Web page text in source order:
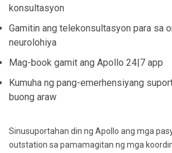
konsultasyon
Gamitin ang telekonsultasyon para sa
neurolohiya
Mag-book gamit ang Apollo 24|7 app
Kumuha ng pang-emerhensiyang
buong araw
Sinusuportahan din ng Apollo ang mga
outstation sa pamamagitan ng mga